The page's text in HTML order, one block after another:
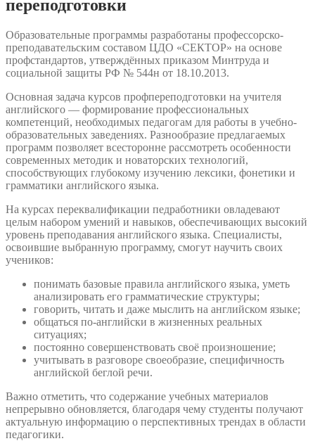
переподготовки
Образовательные программы разработаны профессорско-
преподавательским составом ЦДО «СЕКТОР» на основе
профстандартов, утверждённых приказом Минтруда и
социальной защиты РФ № 544н от 18.10.2013.
Основная задача курсов профпереподготовки на учителя
английского — формирование профессиональных
компетенций, необходимых педагогам для работы в учебно-
образовательных заведениях. Разнообразие предлагаемых
программ позволяет всесторонне рассмотреть особенности
современных методик и новаторских технологий,
способствующих глубокому изучению лексики, фонетики и
грамматики английского языка.
На курсах переквалификации педработники овладевают
целым набором умений и навыков, обеспечивающих высокий
уровень преподавания английского языка. Специалисты,
освоившие выбранную программу, смогут научить своих
учеников:
понимать базовые правила английского языка, уметь
анализировать его грамматические структуры;
говорить, читать и даже мыслить на английском языке;
общаться по-английски в жизненных реальных
ситуациях;
постоянно совершенствовать своё произношение;
учитывать в разговоре своеобразие, специфичность
английской беглой речи.
Важно отметить, что содержание учебных материалов
непрерывно обновляется, благодаря чему студенты получают
актуальную информацию о перспективных трендах в области
педагогики.